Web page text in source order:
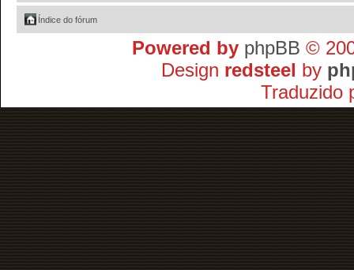
Índice do fórum
Powered by phpBB ©
Design redsteel by
Traduzido